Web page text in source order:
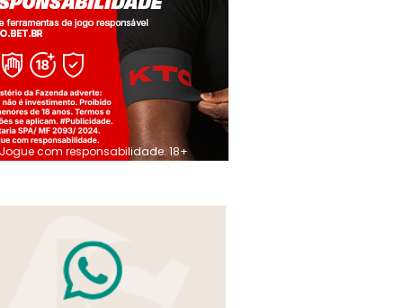
Jogue com responsabilidade. 18+